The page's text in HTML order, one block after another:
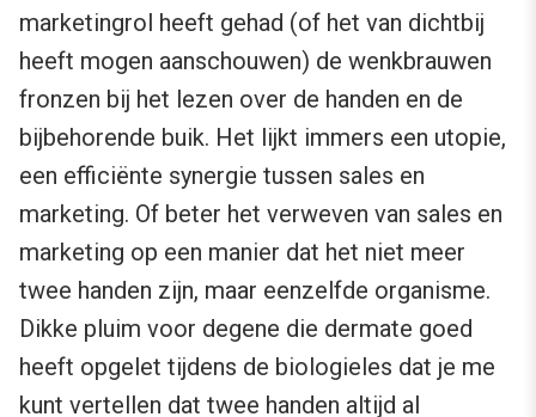
marketingrol heeft gehad (of het van dichtbij
heeft mogen aanschouwen) de wenkbrauwen
fronzen bij het lezen over de handen en de
bijbehorende buik. Het lijkt immers een utopie,
een efficiënte synergie tussen sales en
marketing. Of beter het verweven van sales en
marketing op een manier dat het niet meer
twee handen zijn, maar eenzelfde organisme.
Dikke pluim voor degene die dermate goed
heeft opgelet tijdens de biologieles dat je me
kunt vertellen dat twee handen altijd al